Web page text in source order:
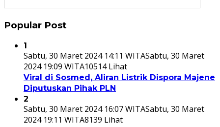
Popular Post
1
Sabtu, 30 Maret 2024 14:11 WITASabtu, 30 Maret
2024 19:09 WITA10514 Lihat
Viral di Sosmed, Aliran Listrik Dispora Majene
Diputuskan Pihak PLN
2
Sabtu, 30 Maret 2024 16:07 WITASabtu, 30 Maret
2024 19:11 WITA8139 Lihat